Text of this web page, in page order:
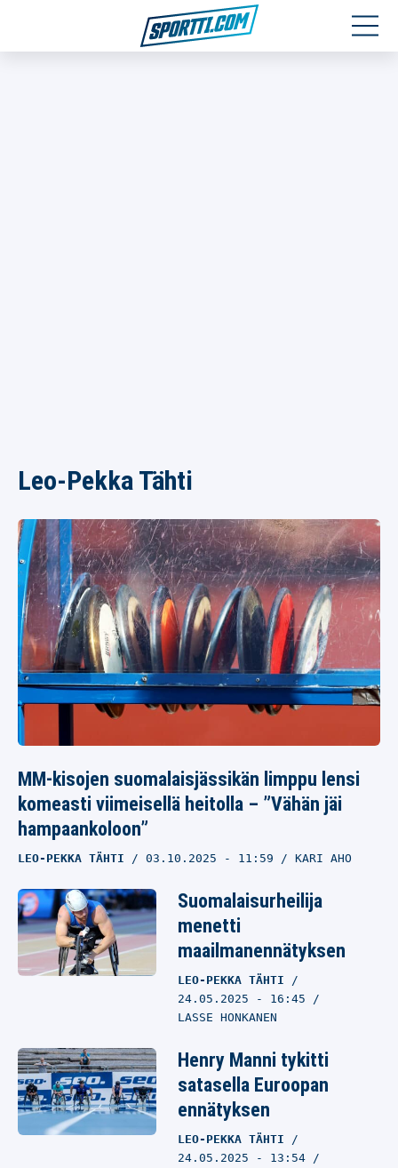
Leo-Pekka Tähti
MM-kisojen suomalaisjässikän limppu lensi
komeasti viimeisellä heitolla – ”Vähän jäi
hampaankoloon”
LEO-PEKKA TÄHTI 03.10.2025 - 11:59 KARI AHO
Suomalaisurheilija
menetti
maailmanennätyksen
LEO-PEKKA TÄHTI
24.05.2025 - 16:45
LASSE HONKANEN
Henry Manni tykitti
satasella Euroopan
ennätyksen
LEO-PEKKA TÄHTI
24.05.2025 - 13:54